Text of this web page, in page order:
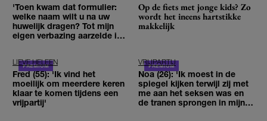
'Toen kwam dat formulier:
welke naam wilt u na uw
huwelijk dragen? Tot mijn
eigen verbazing aarzelde ik
Op de fiets met jonge kids? Zo
wordt het ineens hartstikke
makkelijk
LIEVE HELEEN
Fred (55): 'Ik vind het
moeilijk om meerdere keren
klaar te komen tijdens een
vrijpartij'
VRIJPARTIJ
Noa (26): 'Ik moest in de
spiegel kijken terwijl zij met
me aan het seksen was en
de tranen sprongen in mijn